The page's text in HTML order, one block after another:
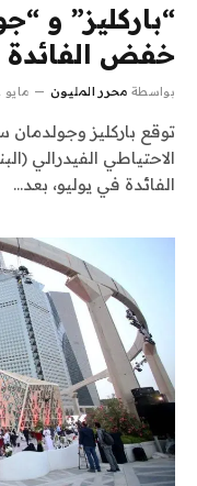
“باركليز” و
خفض الفائدة
بواسطة محرر المليون مايو 11, 2025
توقع باركليز
الاحتياطي الفيدرالي
الفائدة في يوليو، بعد…